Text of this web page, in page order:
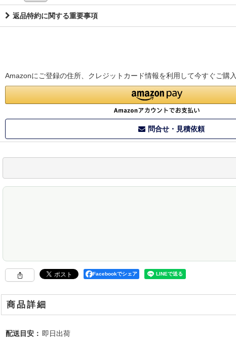
返品特約に関する重要事項
Amazonにご登録の住所、クレジットカード情報を利用して今すぐご購入
問合せ・見積依頼
Facebookでシェア
商品詳細
配送目安： 即日出荷